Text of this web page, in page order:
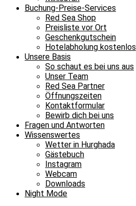
Buchung-Preise-Services
Red Sea Shop
Preisliste vor Ort
Geschenkgutschein
Hotelabholung kostenlos
Unsere Basis
So schaut es bei uns aus
Unser Team
Red Sea Partner
Öffnungszeiten
Kontaktformular
Bewirb dich bei uns
Fragen und Antworten
Wissenswertes
Wetter in Hurghada
Gästebuch
Instagram
Webcam
Downloads
Night Mode